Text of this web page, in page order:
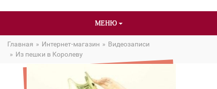
МЕНЮ
Главная Интернет-магазин
Видеозаписи
Из пешки в Королеву